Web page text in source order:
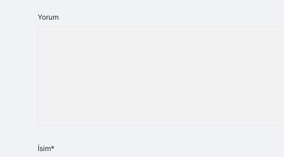
Yorum
İsim*